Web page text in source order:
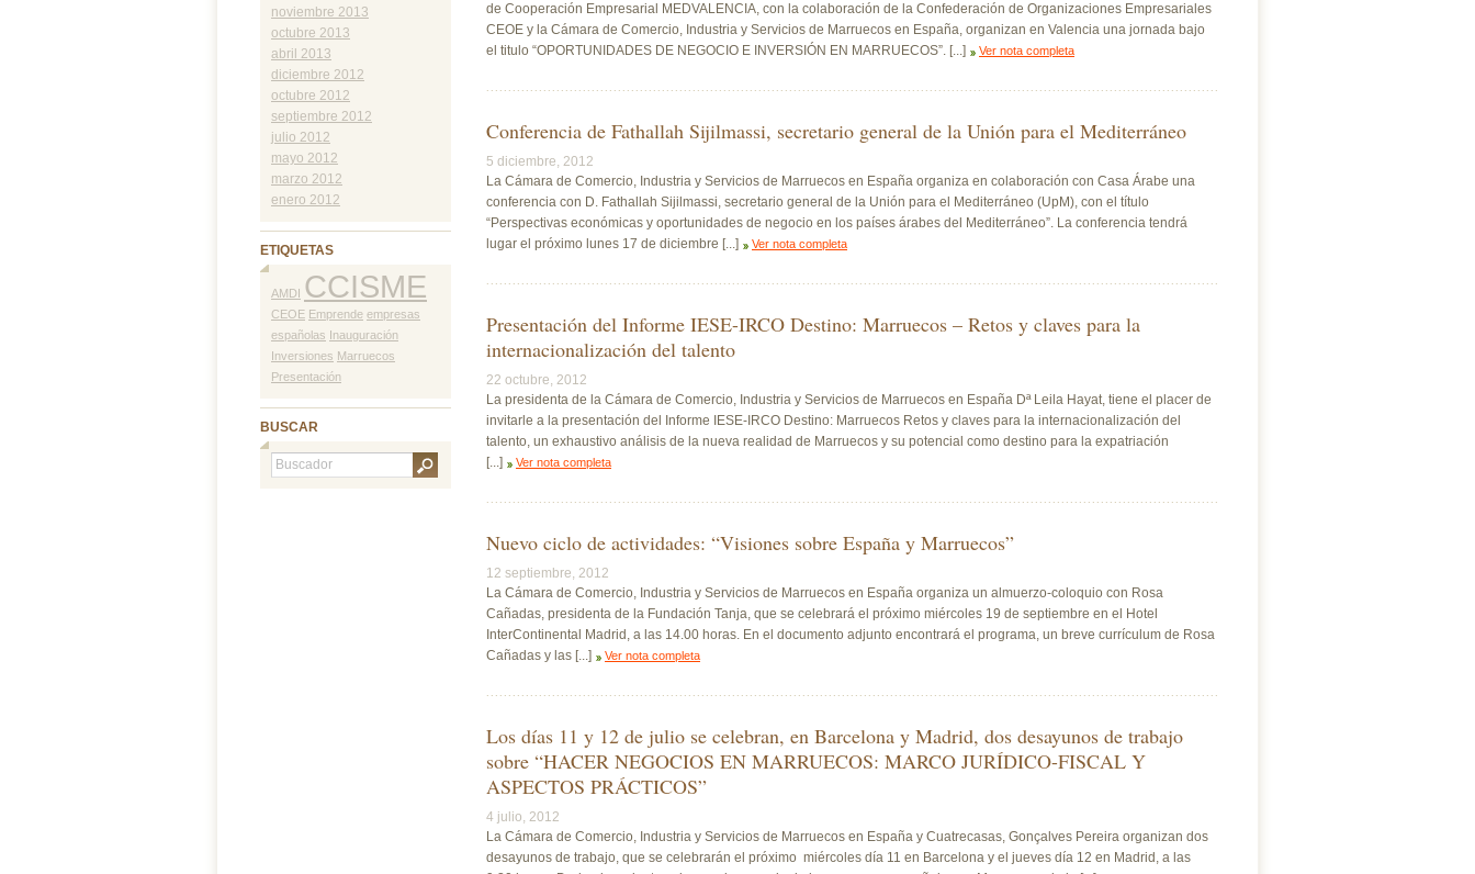
de Cooperación Empresarial MEDVALENCIA, con la colaboración de la Confederación de Organizaciones Empresariales
CEOE y la Cámara de Comercio, Industria y Servicios de Marruecos en España, organizan en Valencia una jornada bajo
el titulo “OPORTUNIDADES DE NEGOCIO E INVERSIÓN EN MARRUECOS”. [...]
Ver nota completa
Conferencia de Fathallah Sijilmassi, secretario general de la Unión para el Mediterráneo
5 diciembre, 2012
La Cámara de Comercio, Industria y Servicios de Marruecos en España organiza en colaboración con Casa Árabe una
conferencia con D. Fathallah Sijilmassi, secretario general de la Unión para el Mediterráneo (UpM), con el título
“Perspectivas económicas y oportunidades de negocio en los países árabes del Mediterráneo”. La conferencia tendrá
lugar el próximo lunes 17 de diciembre [...]
Ver nota completa
Presentación del Informe IESE-IRCO Destino: Marruecos – Retos y claves para la
internacionalización del talento
22 octubre, 2012
La presidenta de la Cámara de Comercio, Industria y Servicios de Marruecos en España Dª Leila Hayat, tiene el placer de
invitarle a la presentación del Informe IESE-IRCO Destino: Marruecos Retos y claves para la internacionalización del
talento, un exhaustivo análisis de la nueva realidad de Marruecos y su potencial como destino para la expatriación
[...]
Ver nota completa
Nuevo ciclo de actividades: “Visiones sobre España y Marruecos”
12 septiembre, 2012
La Cámara de Comercio, Industria y Servicios de Marruecos en España organiza un almuerzo-coloquio con Rosa
Cañadas, presidenta de la Fundación Tanja, que se celebrará el próximo miércoles 19 de septiembre en el Hotel
InterContinental Madrid, a las 14.00 horas. En el documento adjunto encontrará el programa, un breve currículum de Rosa
Cañadas y las [...]
Ver nota completa
Los días 11 y 12 de julio se celebran, en Barcelona y Madrid, dos desayunos de trabajo
sobre “HACER NEGOCIOS EN MARRUECOS: MARCO JURÍDICO-FISCAL Y
ASPECTOS PRÁCTICOS”
4 julio, 2012
La Cámara de Comercio, Industria y Servicios de Marruecos en España y Cuatrecasas, Gonçalves Pereira organizan dos
desayunos de trabajo, que se celebrarán el próximo miércoles día 11 en Barcelona y el jueves día 12 en Madrid, a las
noviembre 2013
octubre 2013
abril 2013
diciembre 2012
octubre 2012
septiembre 2012
julio 2012
mayo 2012
marzo 2012
enero 2012
ETIQUETAS
AMDI CCISME
CEOE Emprende empresas
españolas Inauguración
Inversiones Marruecos
Presentación
BUSCAR